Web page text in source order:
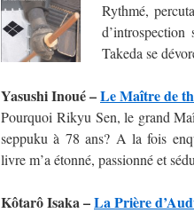
Rythmé,
Takeda se
Yasushi Inoué –Le Maître de
Pourquoi Rikyu Sen, le grand
seppuku à 78 ans? A la fois
livre m’a étonné, passionné et
Kôtarô Isaka –La Prière